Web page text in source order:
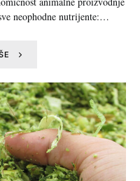
neophodne nutrijente:…